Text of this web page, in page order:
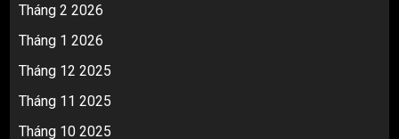
Tháng 2 2026
Tháng 1 2026
Tháng 12 2025
Tháng 11 2025
Tháng 10 2025